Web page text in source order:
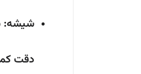
شیشه:
دقت